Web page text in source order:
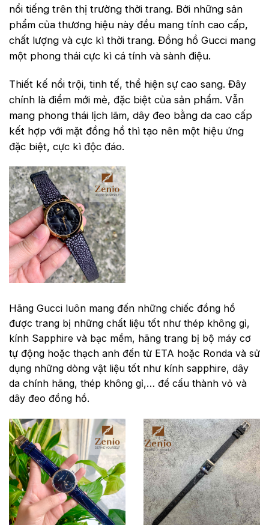
nổi tiếng trên thị trường thời trang. Bởi những sản
phẩm của thương hiệu này đều mang tính cao cấp,
chất lượng và cực kì thời trang. Đồng hồ Gucci mang
một phong thái cực kì cá tính và sành điệu.
Thiết kế nổi trội, tinh tế, thể hiện sự cao sang. Đây
chính là điểm mới mẻ, đặc biệt của sản phẩm. Vẫn
mang phong thái lịch lãm, dây đeo bằng da cao cấp
kết hợp với mặt đồng hồ thì tạo nên một hiệu ứng
đặc biệt, cực kì độc đáo.
Hãng Gucci luôn mang đến những chiếc đồng hồ
được trang bị những chất liệu tốt như thép không gỉ,
kính Sapphire và bạc mềm, hãng trang bị bộ máy cơ
tự động hoặc thạch anh đến từ ETA hoặc Ronda và sử
dụng những dòng vật liệu tốt như kính sapphire, dây
da chính hãng, thép không gỉ,… để cấu thành vỏ và
dây đeo đồng hồ.